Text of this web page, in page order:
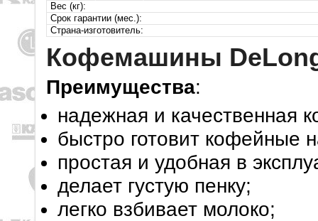
Вес (кг):
Срок гарантии (мес.):
Страна-изготовитель:
Кофемашины
Преимущества:
надежная и качественная
быстро готовит кофейные
простая и удобная в
делает густую пенку;
легко взбивает молоко;